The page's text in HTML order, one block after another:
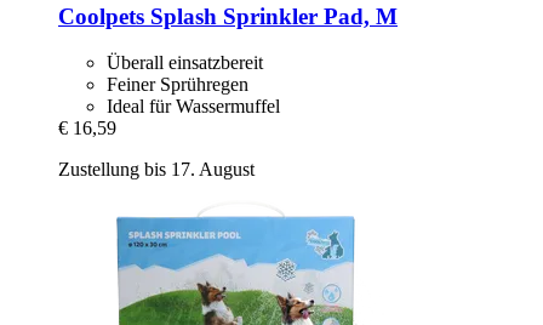
Coolpets Splash Sprinkler Pad, M
Überall einsatzbereit
Feiner Sprühregen
Ideal für Wassermuffel
€ 16,59
Zustellung bis 17. August